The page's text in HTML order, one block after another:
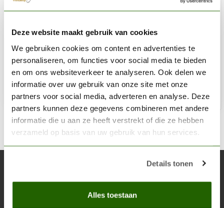
Deze website maakt gebruik van cookies
We gebruiken cookies om content en advertenties te
personaliseren, om functies voor social media te bieden
en om ons websiteverkeer te analyseren. Ook delen we
informatie over uw gebruik van onze site met onze
partners voor social media, adverteren en analyse. Deze
partners kunnen deze gegevens combineren met andere
informatie die u aan ze heeft verstrekt of die ze hebben
verzameld op basis van uw gebruik van hun services.
Details tonen
Alles toestaan
Wash For Wood - Weathering Wash - 35ml - AK263
€3,75
Op voorraad
Blijf op de hoogte over onze laatste acties